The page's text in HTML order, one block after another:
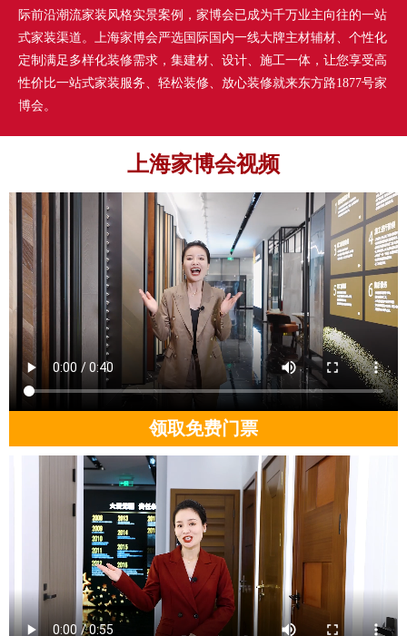
际前沿潮流家装风格实景案例，家博会已成为千万业主向往的一站
式家装渠道。上海家博会严选国际国内一线大牌主材辅材、个性化
定制满足多样化装修需求，集建材、设计、施工一体，让您享受高
性价比一站式家装服务、轻松装修、放心装修就来东方路1877号家
博会。
上海家博会视频
领取免费门票